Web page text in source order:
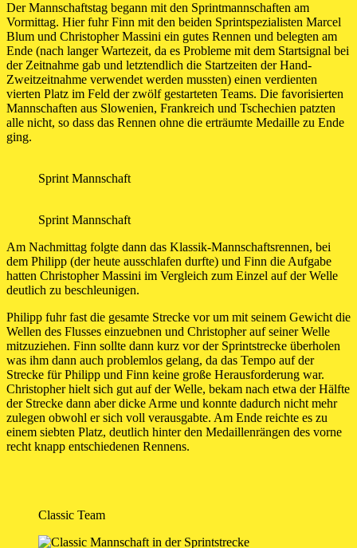
Der Mannschaftstag begann mit den Sprintmannschaften am
Vormittag. Hier fuhr Finn mit den beiden Sprintspezialisten Marcel
Blum und Christopher Massini ein gutes Rennen und belegten am
Ende (nach langer Wartezeit, da es Probleme mit dem Startsignal bei
der Zeitnahme gab und letztendlich die Startzeiten der Hand-
Zweitzeitnahme verwendet werden mussten) einen verdienten
vierten Platz im Feld der zwölf gestarteten Teams. Die favorisierten
Mannschaften aus Slowenien, Frankreich und Tschechien patzten
alle nicht, so dass das Rennen ohne die erträumte Medaille zu Ende
ging.
Sprint Mannschaft
Sprint Mannschaft
Am Nachmittag folgte dann das Klassik-Mannschaftsrennen, bei
dem Philipp (der heute ausschlafen durfte) und Finn die Aufgabe
hatten Christopher Massini im Vergleich zum Einzel auf der Welle
deutlich zu beschleunigen.
Philipp fuhr fast die gesamte Strecke vor um mit seinem Gewicht die
Wellen des Flusses einzuebnen und Christopher auf seiner Welle
mitzuziehen. Finn sollte dann kurz vor der Sprintstrecke überholen
was ihm dann auch problemlos gelang, da das Tempo auf der
Strecke für Philipp und Finn keine große Herausforderung war.
Christopher hielt sich gut auf der Welle, bekam nach etwa der Hälfte
der Strecke dann aber dicke Arme und konnte dadurch nicht mehr
zulegen obwohl er sich voll verausgabte. Am Ende reichte es zu
einem siebten Platz, deutlich hinter den Medaillenrängen des vorne
recht knapp entschiedenen Rennens.
Classic Team